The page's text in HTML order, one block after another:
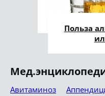
Польза
Авитаминоз